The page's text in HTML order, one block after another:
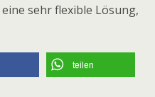
sehr flexible Lösung,
teilen